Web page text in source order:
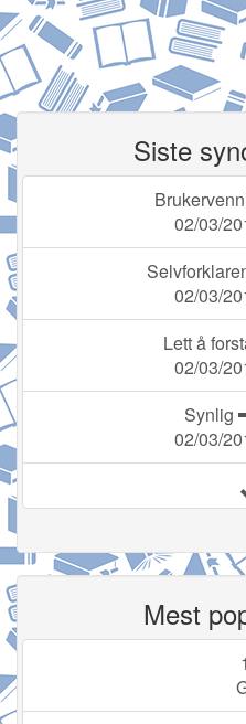
Siste
02/03/
02/03/
Lett å
02/03/
Synlig
02/03/
Mest